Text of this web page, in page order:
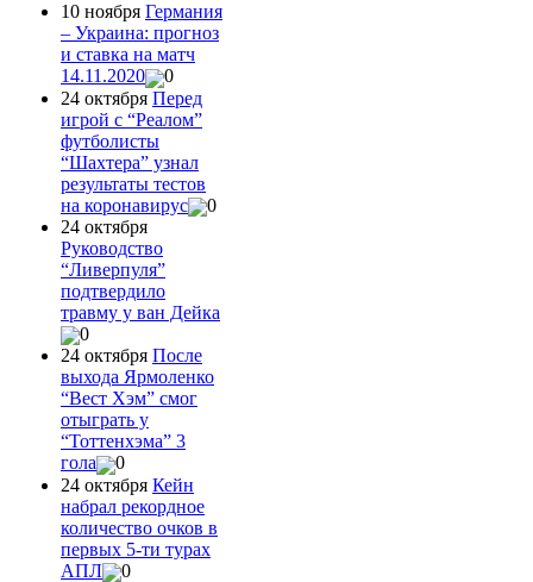
10 ноября Германия
– Украина: прогноз
и ставка на матч
14.11.2020
0
24 октября Перед
игрой с “Реалом”
футболисты
“Шахтера” узнал
результаты тестов
на коронавирус
0
24 октября
Руководство
“Ливерпуля”
подтвердило
травму у ван Дейка
0
24 октября После
выхода Ярмоленко
“Вест Хэм” смог
отыграть у
“Тоттенхэма” 3
гола
0
24 октября Кейн
набрал рекордное
количество очков в
первых 5-ти турах
АПЛ
0